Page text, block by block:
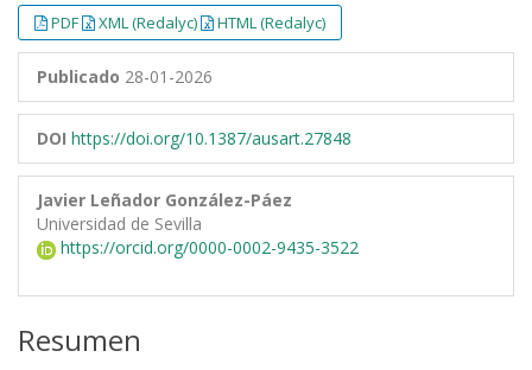
PDF XML (Redalyc) HTML (Redalyc)
Publicado 28-01-2026
DOI https://doi.org/10.1387/ausart.27848
Javier Leñador González-Páez
Universidad de Sevilla
https://orcid.org/0000-0002-9435-3522
Resumen